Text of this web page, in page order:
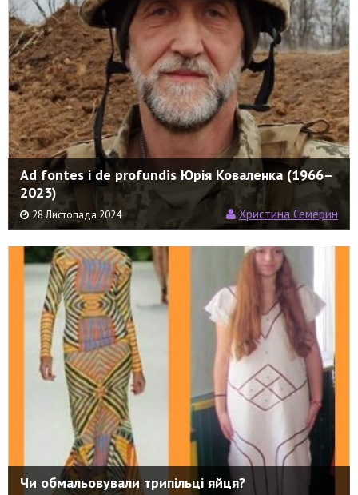
Ad fontes і de profundis Юрія Коваленка (1966–
2023)
28 Листопада 2024 Христина Семерин
Чи обмальовували трипільці яйця?